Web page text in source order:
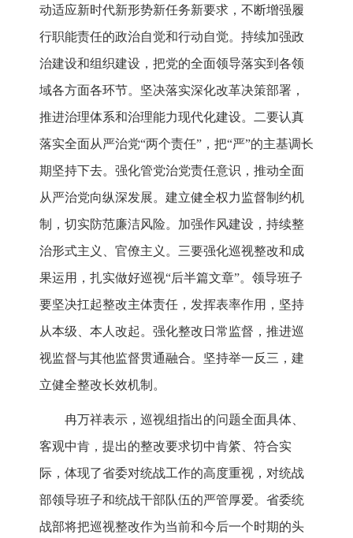
动适应新时代新形势新任务新要求，不断增强履
行职能责任的政治自觉和行动自觉。持续加强政
治建设和组织建设，把党的全面领导落实到各领
域各方面各环节。坚决落实深化改革决策部署，
推进治理体系和治理能力现代化建设。二要认真
落实全面从严治党“两个责任”，把“严”的主基调长
期坚持下去。强化管党治党责任意识，推动全面
从严治党向纵深发展。建立健全权力监督制约机
制，切实防范廉洁风险。加强作风建设，持续整
治形式主义、官僚主义。三要强化巡视整改和成
果运用，扎实做好巡视“后半篇文章”。领导班子
要坚决扛起整改主体责任，发挥表率作用，坚持
从本级、本人改起。强化整改日常监督，推进巡
视监督与其他监督贯通融合。坚持举一反三，建
立健全整改长效机制。
冉万祥表示，巡视组指出的问题全面具体、
客观中肯，提出的整改要求切中肯綮、符合实
际，体现了省委对统战工作的高度重视，对统战
部领导班子和统战干部队伍的严管厚爱。省委统
战部将把巡视整改作为当前和今后一个时期的头